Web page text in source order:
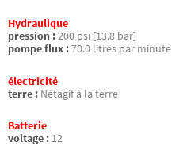
Hydraulique
pression :200 psi [13.8 bar]
pompe flux :70.0 litres par minute
électricité
terre : Nétagif à la terre
Batterie
voltage : 12